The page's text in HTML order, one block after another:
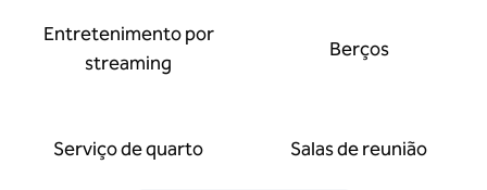
Entretenimento por
streaming
Berços
Serviço de quarto Salas de reunião